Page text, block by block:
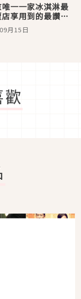
一一家冰淇淋最
享用到的最讚的
中。淺草的「淺
中」
月15日